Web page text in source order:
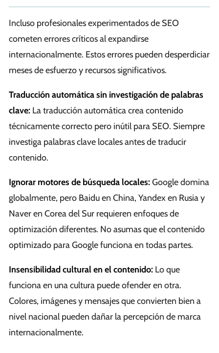
Incluso profesionales experimentados de SEO
cometen errores críticos al expandirse
internacionalmente. Estos errores pueden desperdiciar
meses de esfuerzo y recursos significativos.
Traducción automática sin investigación de palabras
clave: La traducción automática crea contenido
técnicamente correcto pero inútil para SEO. Siempre
investiga palabras clave locales antes de traducir
contenido.
Ignorar motores de búsqueda locales:Google domina
globalmente, pero Baidu en China, Yandex en Rusia y
Naver en Corea del Sur requieren enfoques de
optimización diferentes. No asumas que el contenido
optimizado para Google funciona en todas partes.
Insensibilidad cultural en el contenido: Lo que
funciona en una cultura puede ofender en otra.
Colores, imágenes y mensajes que convierten bien a
nivel nacional pueden dañar la percepción de marca
internacionalmente.